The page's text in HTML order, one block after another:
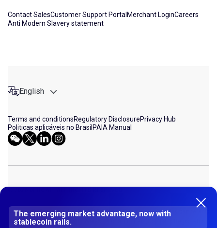
Contact SalesCustomer Support Portal Merchant LoginCareers
Anti Modern Slavery statement
English
Terms and conditionsRegulatory DisclosurePrivacy Hub
Politicas aplicáveis no Brasil PAIA Manual
Dlocal LLP (Company Number UK OC413287) is a limited liability partnership
incorporated in England and Wales. DLocal Limited (Company Registration
The emerging market advantage, now with
stablecoin rails.